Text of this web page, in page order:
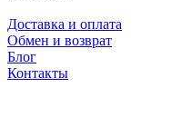
Доставка и оплата
Обмен и возврат
Блог
Контакты